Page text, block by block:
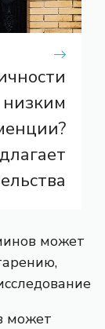
низким
может